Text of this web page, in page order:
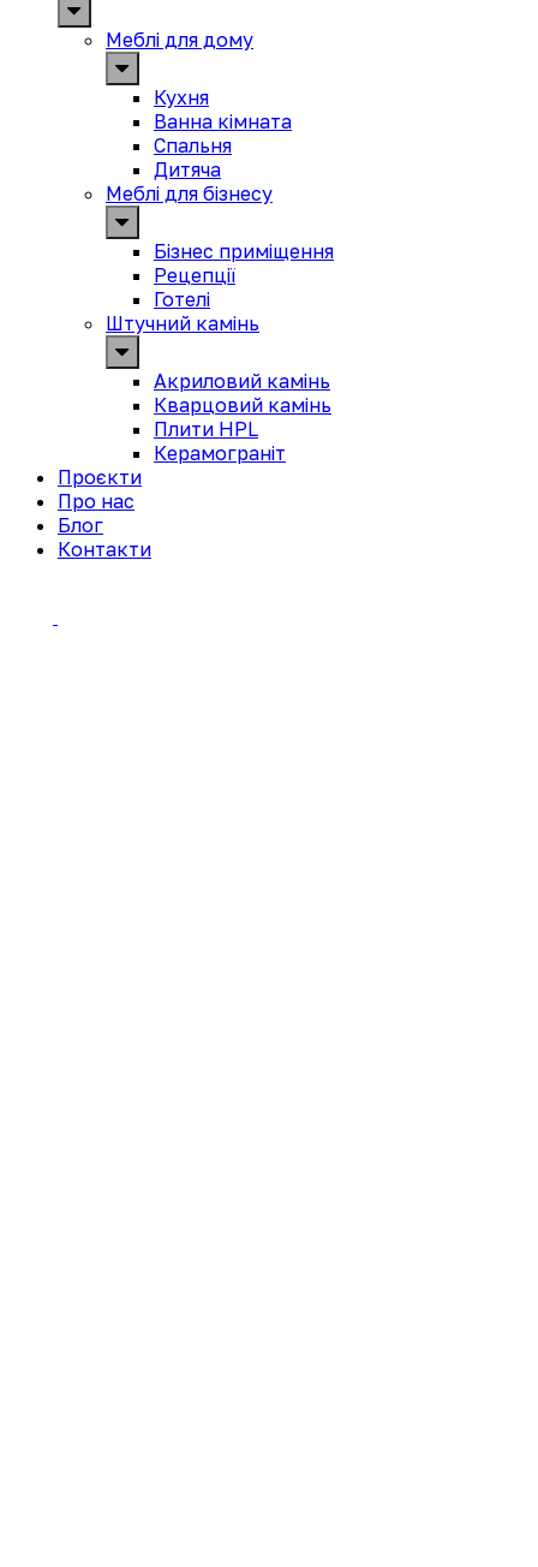
Меблі для дому
Кухня
Ванна кімната
Спальня
Дитяча
Меблі для бізнесу
Бізнес приміщення
Рецепції
Готелі
Штучний камінь
Акриловий камінь
Кварцовий камінь
Плити HPL
Керамограніт
Проєкти
Про нас
Блог
Контакти